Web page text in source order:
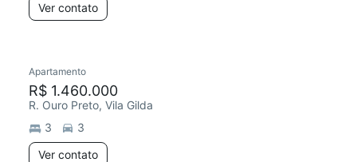
Ver contato
Apartamento
R$ 1.460.000
R. Ouro Preto, Vila Gilda
3
3
Ver contato